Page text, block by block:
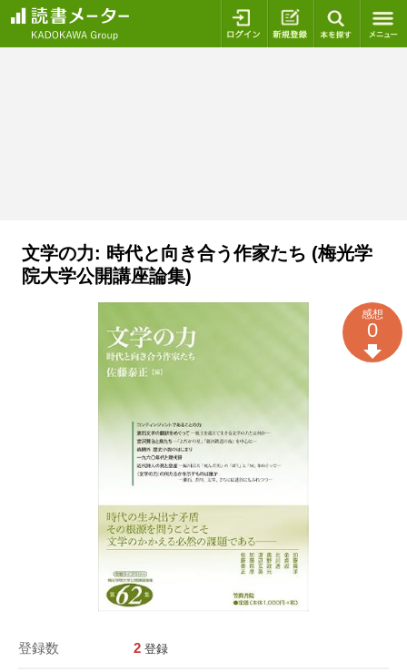
ログイン 新規登録
文学の力: 時代と向き合う作家たち (梅光学
院大学公開講座論集)
登録数 2 登録
感想
0